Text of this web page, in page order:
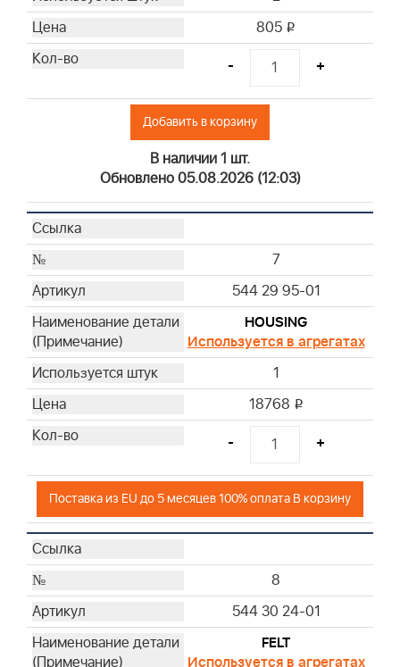
805 i
- +
Добавить в корзину
В наличии 1 шт.
Обновлено 05.08.2026 (12:03)
7
544 29 95-01
HOUSING
Используется в агрегатах
1
18768 i
- +
Поставка из EU до 5 месяцев 100% оплата В корзину
8
544 30 24-01
FELT